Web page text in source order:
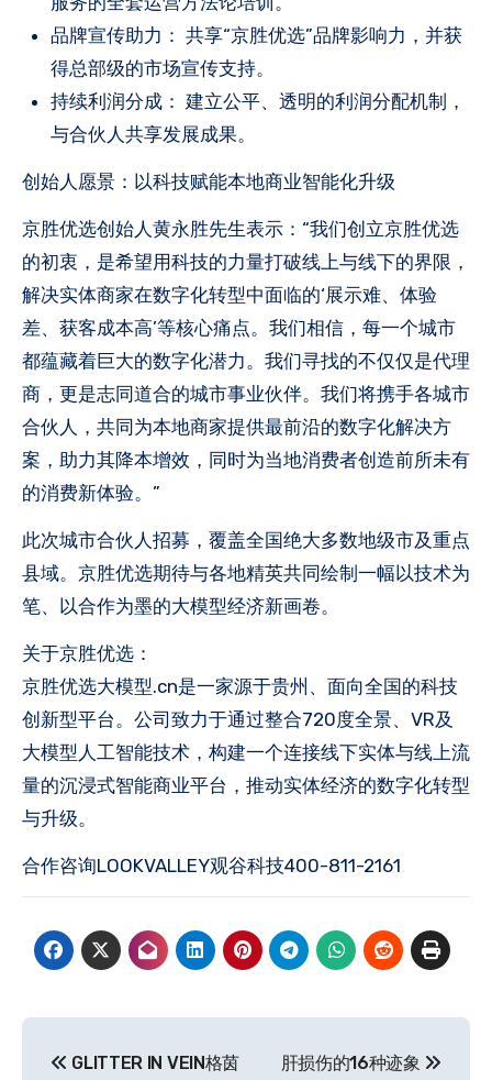
品牌宣传助力： 共享“京胜优选”品牌影响力，并获
得总部级的市场宣传支持。
持续利润分成： 建立公平、透明的利润分配机制，
与合伙人共享发展成果。
创始人愿景：以科技赋能本地商业智能化升级
京胜优选创始人黄永胜先生表示：“我们创立京胜优选
的初衷，是希望用科技的力量打破线上与线下的界限，
解决实体商家在数字化转型中面临的‘展示难、体验
差、获客成本高’等核心痛点。我们相信，每一个城市
都蕴藏着巨大的数字化潜力。我们寻找的不仅仅是代理
商，更是志同道合的城市事业伙伴。我们将携手各城市
合伙人，共同为本地商家提供最前沿的数字化解决方
案，助力其降本增效，同时为当地消费者创造前所未有
的消费新体验。”
此次城市合伙人招募，覆盖全国绝大多数地级市及重点
县域。京胜优选期待与各地精英共同绘制一幅以技术为
笔、以合作为墨的大模型经济新画卷。
关于京胜优选：
京胜优选大模型.cn是一家源于贵州、面向全国的科技
创新型平台。公司致力于通过整合720度全景、VR及
大模型人工智能技术，构建一个连接线下实体与线上流
量的沉浸式智能商业平台，推动实体经济的数字化转型
与升级。
合作咨询LOOKVALLEY观谷科技400-811-2161
GLITTER IN VEIN格茵 肝损伤的16种迹象